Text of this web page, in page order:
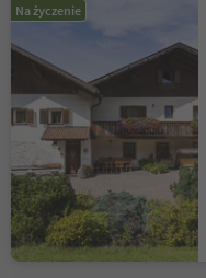
Na życzenie